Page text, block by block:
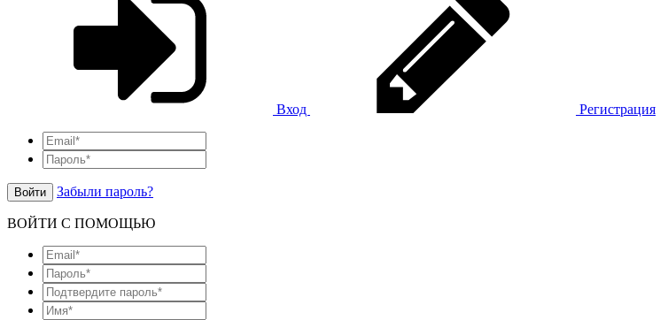
Вход Регистрация
Войти Забыли пароль?
ВОЙТИ С ПОМОЩЬЮ